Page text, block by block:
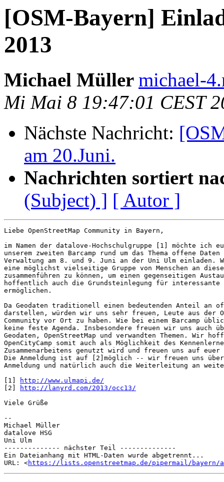
[OSM-Bayern]
2013
Michael Müller michael-
Mi Mai 8 19:47:01 CEST
Nächste Nachricht:
am 20.Juni.
Nachrichten sortiert
(Subject) ] [ Autor ]
Liebe OpenStreetMap Community in Bayern,
im Namen der datalove-Hochschulgruppe [1] möchte ich
unserem zweiten Barcamp rund um das Thema offene
Verwaltung am 8. und 9. Juni an der Uni Ulm einladen.
eine möglichst vielseitige Gruppe von Menschen an
zusammenführen zu können, um einen gegenseitigen
hoffentlich auch die Grundsteinlegung für interessante
ermöglichen.
Da Geodaten traditionell einen bedeutenden Anteil an
darstellen, würden wir uns sehr freuen, Leute aus der
Community vor Ort zu haben. Wie bei einem Barcamp
keine feste Agenda. Insbesondere freuen wir uns auch
Geodaten, OpenStreetMap und verwandten Themen. Wir
OpenCityCamp somit auch als Möglichkeit des
Zusammenarbeitens genutzt wird und freuen uns auf euer
Die Anmeldung ist auf [2]möglich -- wir freuen uns
Anmeldung und natürlich auch die Weiterleitung an
[1]
http://www.ulmapi.de/
[2]
http://lanyrd.com/2013/occ13/
Viele Grüße
--
Michael Müller
datalove HSG
Uni Ulm
-------------- nächster Teil --------------
Ein Dateianhang mit HTML-Daten wurde abgetrennt...
URL: <https://lists.openstreetmap.de/pipermail/bayern/